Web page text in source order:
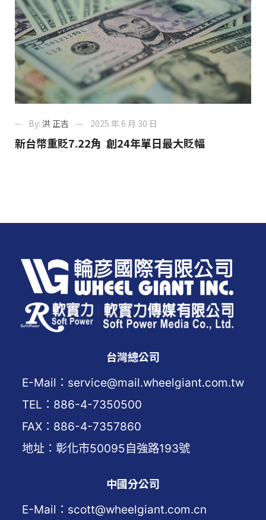
By: 洪 正吉 2025 年 6 月 30 日
新台幣重貶7.22角 創24年單日最大貶幅
台灣總公司
E-Mail：service@mail.wheelgiant.com.tw
TEL：886-4-7350500
FAX：886-4-7357860
地址：彰化市50095自強路193號
中國分公司
E-Mail：scott@wheelgiant.com.cn